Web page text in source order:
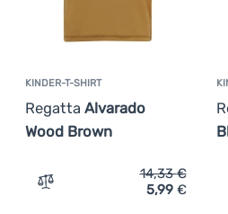
KINDER-T-SHIRT
Regatta Alvarado
Wood Brown
Zum Vergleich 'Kinder-T-
14,33€
5,99 €